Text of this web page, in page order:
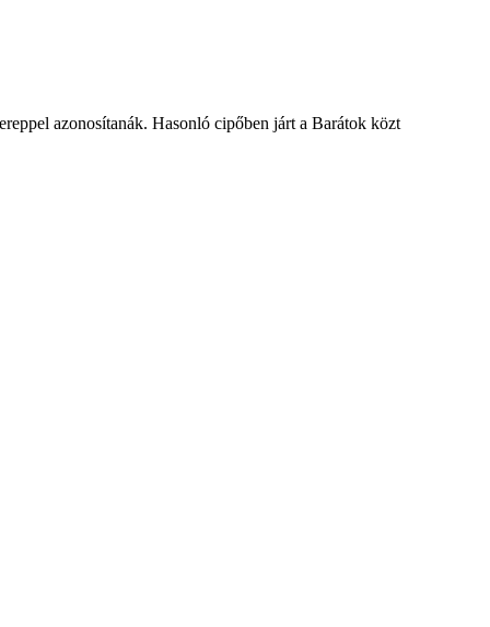
azonosítanák. Hasonló cipőben járt a Barátok közt